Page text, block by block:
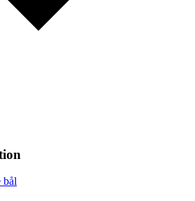
bål